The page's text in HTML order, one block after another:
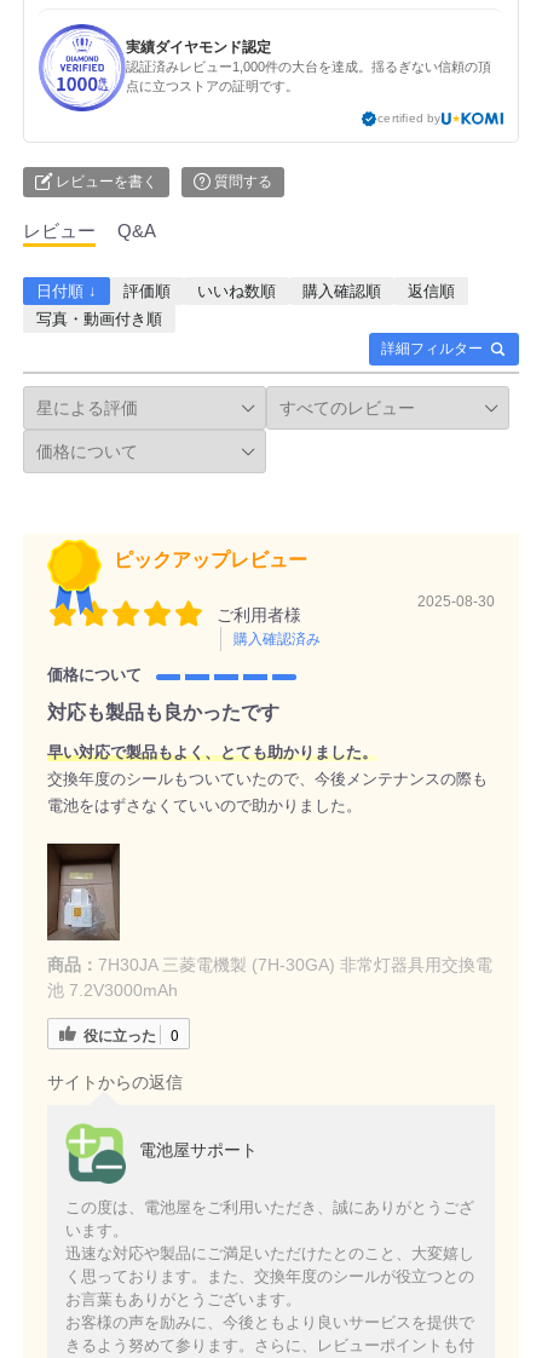
実績ダイヤモンド認定
認証済みレビュー1,000件の大台を達成。揺るぎない信頼の頂
点に立つストアの証明です。
certified by
レビューを書く 質問する
レビュー Q&A
詳細フィルター
日付順 ↓ 評価順 いいね数順 購入確認順
返信順
写真・動画付き順
ピックアップレビュー
ご利用者様
購入確認済み
2025-08-30
価格について
対応も製品も良かったです
早い対応で製品もよく、とても助かりました。
交換年度のシールもついていたので、今後メンテナンスの際も
電池をはずさなくていいので助かりました。
商品： 7H30JA 三菱電機製 (7H-30GA) 非常灯器具用交換電
池 7.2V3000mAh
役に立った 0
サイトからの返信
電池屋サポート
この度は、電池屋をご利用いただき、誠にありがとうござ
います。
迅速な対応や製品にご満足いただけたとのこと、大変嬉し
く思っております。また、交換年度のシールが役立つとの
お言葉もありがとうございます。
お客様の声を励みに、今後ともより良いサービスを提供で
きるよう努めて参ります。さらに、レビューポイントも付